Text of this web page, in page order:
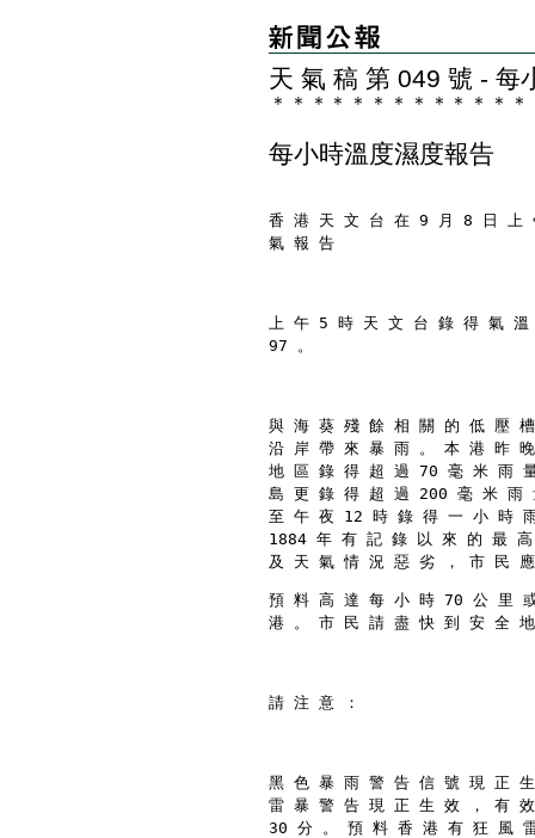
天 氣 稿 第 049 號 - 每
＊ ＊ ＊ ＊ ＊ ＊ ＊ ＊ ＊ ＊ ＊ ＊ ＊
每小時溫度濕度報告
香 港 天 文 台 在 9 月 8 日 上
氣 報 告
上 午 5 時 天 文 台 錄 得 氣
97 。
與 海 葵 殘 餘 相 關 的 低 壓
沿 岸 帶 來 暴 雨 。 本 港 昨
地 區 錄 得 超 過 70 毫 米 雨
島 更 錄 得 超 過 200 毫 米 雨
至 午 夜 12 時 錄 得 一 小 時
1884 年 有 記 錄 以 來 的 最
及 天 氣 情 況 惡 劣 ， 市 民
預 料 高 達 每 小 時 70 公 里
港 。 市 民 請 盡 快 到 安 全
請 注 意 ：
黑 色 暴 雨 警 告 信 號 現 正
雷 暴 警 告 現 正 生 效 ， 有
30 分 。 預 料 香 港 有 狂 風